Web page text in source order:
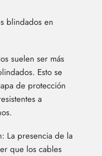
blindados en
suelen ser más
Esto se
de protección
a
La presencia de la
que los cables